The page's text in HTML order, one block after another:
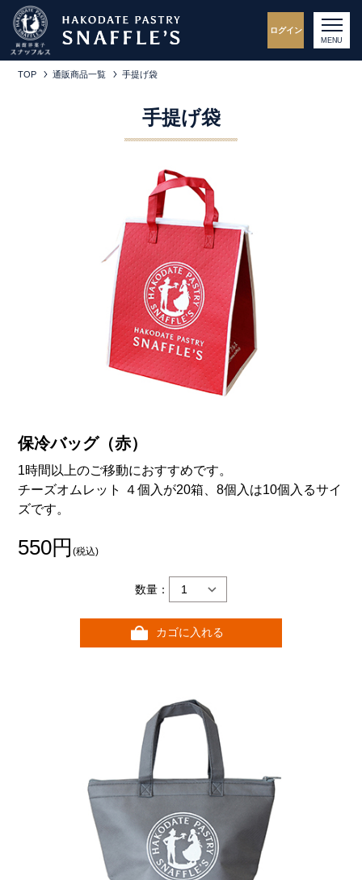
MENU
ログイン
TOP 通販商品一覧 手提げ袋
手提げ袋
保冷バッグ（赤）
1時間以上のご移動におすすめです。
チーズオムレット ４個入が20箱、8個入は10個入るサイ
ズです。
550円(税込)
数量：
カゴに入れる